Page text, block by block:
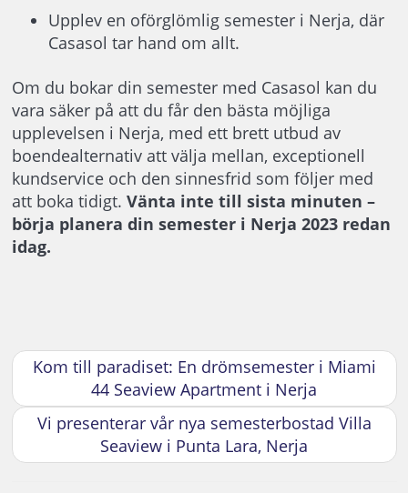
Upplev en oförglömlig semester i Nerja, där
Casasol tar hand om allt.
Om du bokar din semester med Casasol kan du
vara säker på att du får den bästa möjliga
upplevelsen i Nerja, med ett brett utbud av
boendealternativ att välja mellan, exceptionell
kundservice och den sinnesfrid som följer med
att boka tidigt. Vänta inte till sista minuten –
börja planera din semester i Nerja 2023 redan
idag.
Kom till paradiset: En drömsemester i Miami
44 Seaview Apartment i Nerja
Vi presenterar vår nya semesterbostad Villa
Seaview i Punta Lara, Nerja